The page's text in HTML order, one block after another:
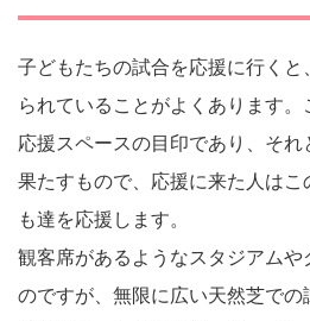
子どもたちの試合を応援に行く
られていることがよくあります
応援スペースの目印であり、そ
果たすもので、応援に来た人は
も達を応援します。
観客席があるようなスタジアム
のですが、無限に広い天然芝で